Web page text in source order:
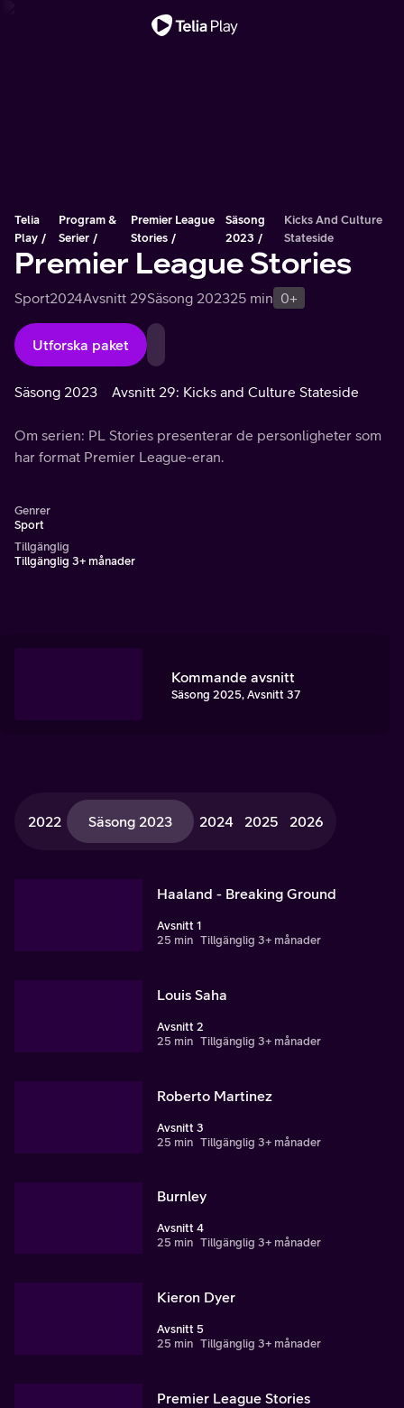
Telia
Play
Program &
Serier
Premier League
Stories
Säsong
2023
Kicks And Culture
Stateside
Premier League Stories
Sport2024Avsnitt 29Säsong 202325 min 0+
Utforska paket
Säsong 2023 Avsnitt 29: Kicks and Culture Stateside
Om serien: PL Stories presenterar de personligheter som
har format Premier League-eran.
Genrer
Sport
Tillgänglig
Tillgänglig 3+ månader
Kommande avsnitt
Säsong 2025, Avsnitt 37
2022 Säsong 2023 2024 2025 2026
Haaland - Breaking Ground
Avsnitt 1
25 min Tillgänglig 3+ månader
Louis Saha
Avsnitt 2
25 min Tillgänglig 3+ månader
Roberto Martinez
Avsnitt 3
25 min Tillgänglig 3+ månader
Burnley
Avsnitt 4
25 min Tillgänglig 3+ månader
Kieron Dyer
Avsnitt 5
25 min Tillgänglig 3+ månader
Premier League Stories